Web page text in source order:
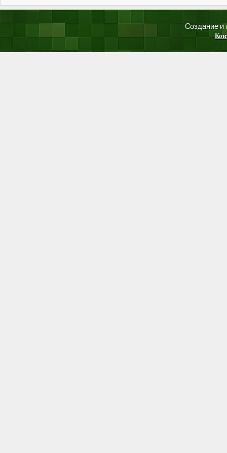
Создание и